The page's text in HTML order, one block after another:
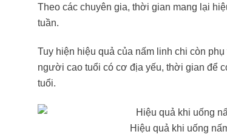
Theo các chuyên gia, thời gian mang lại
tuần.
Tuy hiện hiệu quả của nấm linh chi còn
người cao tuổi có cơ địa yếu, thời gian để
tuổi.
Hiệu quả khi uống